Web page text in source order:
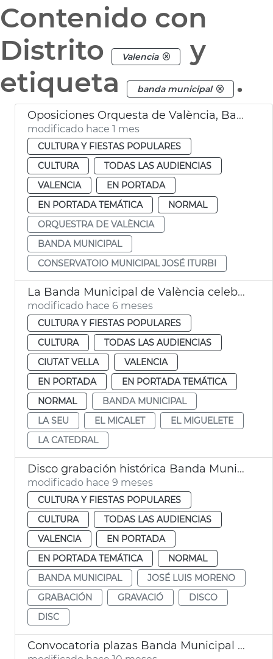
Contenido con
Distrito
Valencia
y
etiqueta
banda municipal .
Oposiciones Orquesta de València, Banda Municipal y Conservatorio Municipal José Iturbi
modificado hace 1 mes
CULTURA Y FIESTAS POPULARES
CULTURA
TODAS LAS AUDIENCIAS
VALENCIA
EN PORTADA
EN PORTADA TEMÁTICA
NORMAL
ORQUESTRA DE VALÈNCIA
BANDA MUNICIPAL
CONSERVATOIO MUNICIPAL JOSÉ ITURBI
La Banda Municipal de València celebrará el cumpleaños de la construcción del Micalet
modificado hace 6 meses
CULTURA Y FIESTAS POPULARES
CULTURA
TODAS LAS AUDIENCIAS
CIUTAT VELLA
VALENCIA
EN PORTADA
EN PORTADA TEMÁTICA
NORMAL
BANDA MUNICIPAL
LA SEU
EL MICALET
EL MIGUELETE
LA CATEDRAL
Disco grabación histórica Banda Municipal València
modificado hace 9 meses
CULTURA Y FIESTAS POPULARES
CULTURA
TODAS LAS AUDIENCIAS
VALENCIA
EN PORTADA
EN PORTADA TEMÁTICA
NORMAL
BANDA MUNICIPAL
JOSÉ LUIS MORENO
GRABACIÓN
GRAVACIÓ
DISCO
DISC
Convocatoria plazas Banda Municipal y Conservatorio Iturbi València